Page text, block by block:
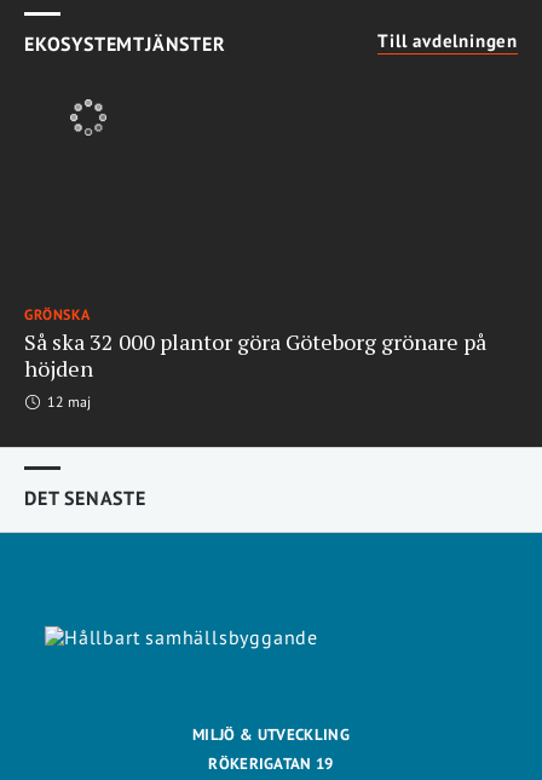
EKOSYSTEMTJÄNSTER Till avdelningen
GRÖNSKA
Så ska 32 000 plantor göra Göteborg grönare på
höjden
12 maj
DET SENASTE
MILJÖ & UTVECKLING
RÖKERIGATAN 19